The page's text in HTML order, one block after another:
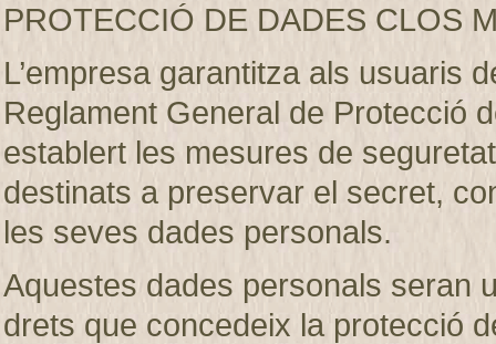
PROTECCIÓ DE DADES CLOS
L’empresa garantitza als usuaris
Reglament General de Protecció
establert les mesures de
destinats a preservar el secret,
les seves dades personals.
Aquestes dades personals seran
drets que concedeix la protecció